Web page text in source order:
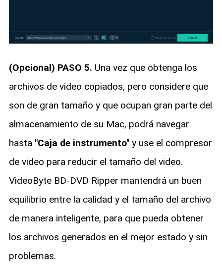
(Opcional) PASO 5. Una vez que obtenga los
archivos de video copiados, pero considere que
son de gran tamaño y que ocupan gran parte del
almacenamiento de su Mac, podrá navegar
hasta "Caja de instrumento"y use el compresor
de video para reducir el tamaño del video.
VideoByte BD-DVD Ripper mantendrá un buen
equilibrio entre la calidad y el tamaño del archivo
de manera inteligente, para que pueda obtener
los archivos generados en el mejor estado y sin
problemas.